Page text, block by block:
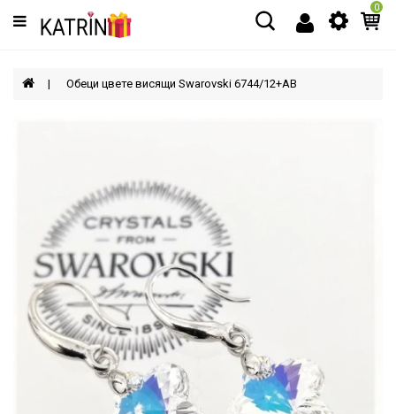
Категории
МЪЖЕ
АКСЕСОАРИ
0
Обеци цвете висящи Swarovski 6744/12+AB